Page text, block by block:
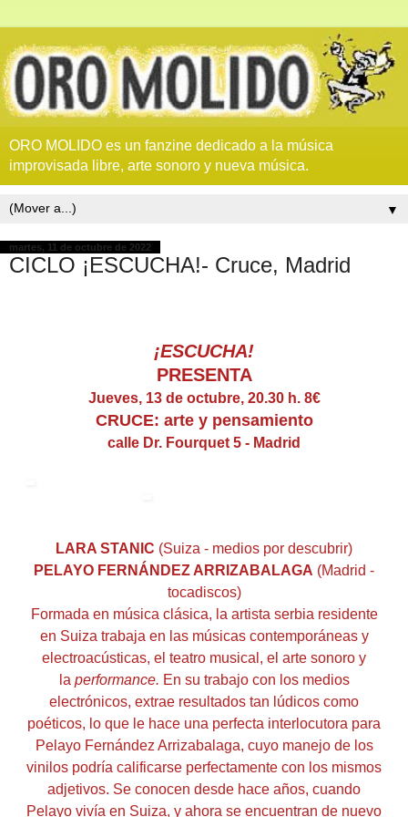
ORO MOLIDO es un fanzine dedicado a la música
improvisada libre, arte sonoro y nueva música.
▼
martes, 11 de octubre de 2022
CICLO ¡ESCUCHA!- Cruce, Madrid
¡ESCUCHA!
PRESENTA
Jueves, 13 de octubre, 20.30 h. 8€
CRUCE: arte y pensamiento
calle Dr. Fourquet 5 - Madrid
LARA STANIC (Suiza - medios por descubrir)
PELAYO FERNÁNDEZ ARRIZABALAGA (Madrid -
tocadiscos)
Formada en música clásica, la artista serbia residente
en Suiza trabaja en las músicas contemporáneas y
electroacústicas, el teatro musical, el arte sonoro y
la performance. En su trabajo con los medios
electrónicos, extrae resultados tan lúdicos como
poéticos, lo que le hace una perfecta interlocutora para
Pelayo Fernández Arrizabalaga, cuyo manejo de los
vinilos podría calificarse perfectamente con los mismos
adjetivos. Se conocen desde hace años, cuando
Pelayo vivía en Suiza, y ahora se encuentran de nuevo